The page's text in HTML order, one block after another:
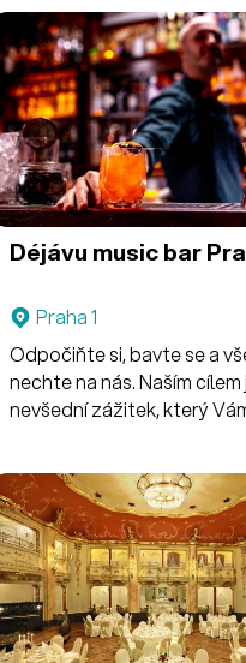
Déjávu music bar
Praha 1
Odpočiňte si, bavte se a
nechte na nás. Naším cílem
nevšední zážitek, který